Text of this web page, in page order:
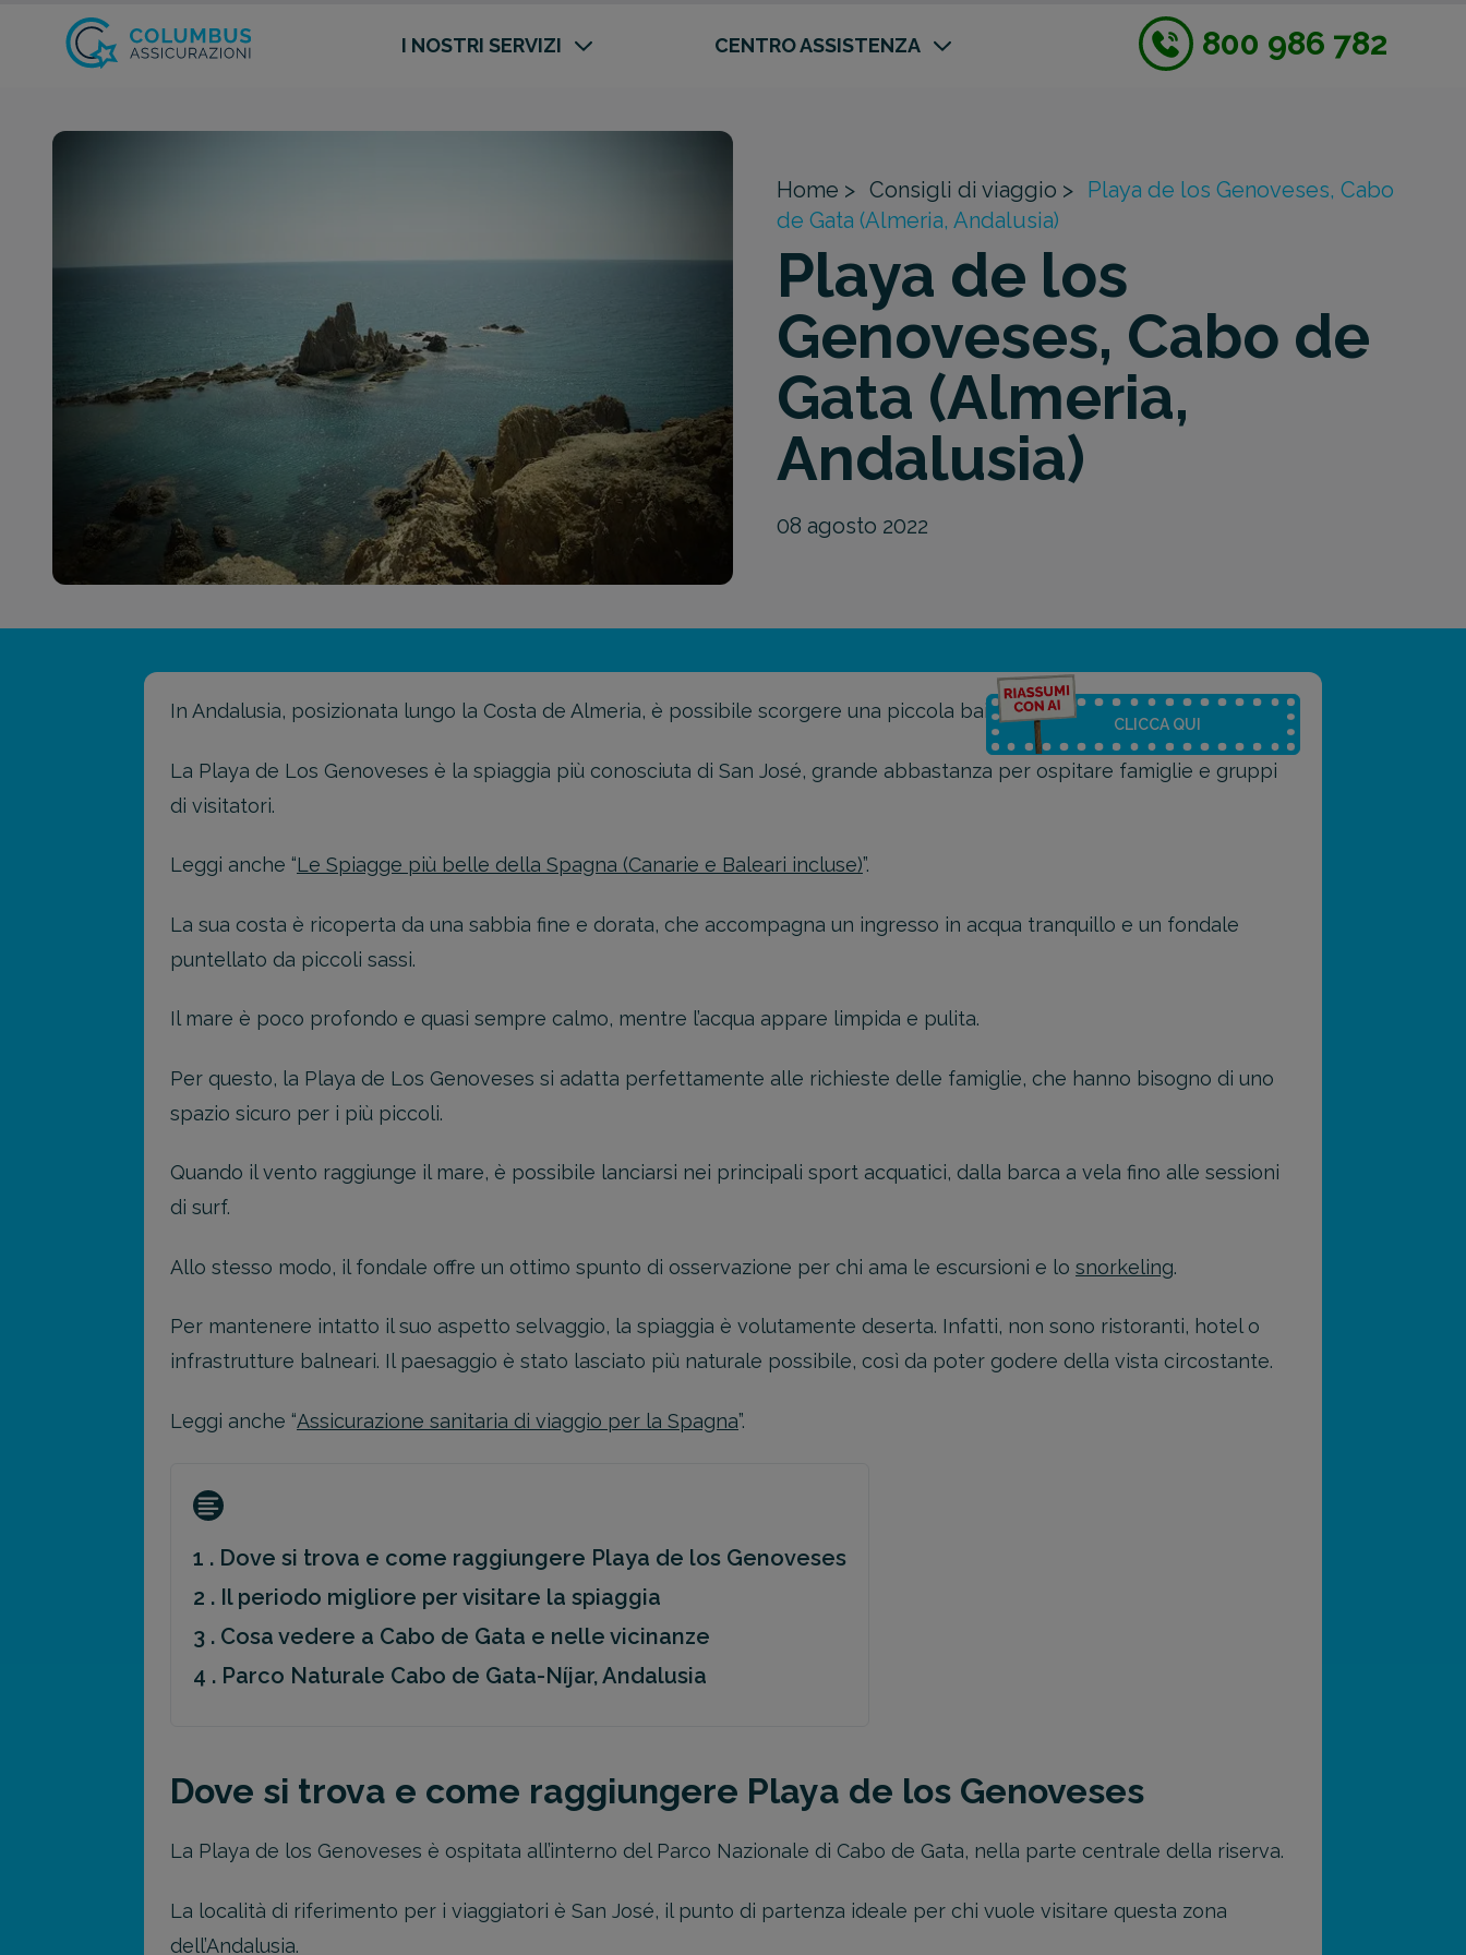
I NOSTRI SERVIZI CENTRO ASSISTENZA 800 986 782
Home > Consigli di viaggio > Playa de los Genoveses, Cabo
de Gata (Almeria, Andalusia)
Playa de los
Genoveses, Cabo de
Gata (Almeria,
Andalusia)
08 agosto 2022
CLICCA QUI
prossima destinazione di viaggio.
FAI PREVENTIVO
In Andalusia, posizionata lungo la Costa de Almeria, è possibile scorgere una piccola baia protetta dalle rocce.
La Playa de Los Genoveses è la spiaggia più conosciuta di San José, grande abbastanza per ospitare famiglie e gruppi
di visitatori.
Leggi anche “Le Spiagge più belle della Spagna (Canarie e Baleari incluse)”.
La sua costa è ricoperta da una sabbia fine e dorata, che accompagna un ingresso in acqua tranquillo e un fondale
puntellato da piccoli sassi.
Il mare è poco profondo e quasi sempre calmo, mentre l’acqua appare limpida e pulita.
Per questo, la Playa de Los Genoveses si adatta perfettamente alle richieste delle famiglie, che hanno bisogno di uno
spazio sicuro per i più piccoli.
Quando il vento raggiunge il mare, è possibile lanciarsi nei principali sport acquatici, dalla barca a vela fino alle sessioni
di surf.
Allo stesso modo, il fondale offre un ottimo spunto di osservazione per chi ama le escursioni e lo snorkeling.
Per mantenere intatto il suo aspetto selvaggio, la spiaggia è volutamente deserta. Infatti, non sono ristoranti, hotel o
infrastrutture balneari. Il paesaggio è stato lasciato più naturale possibile, così da poter godere della vista circostante.
Leggi anche “Assicurazione sanitaria di viaggio per la Spagna”.
1 . Dove si trova e come raggiungere Playa de los Genoveses
2 . Il periodo migliore per visitare la spiaggia
3 . Cosa vedere a Cabo de Gata e nelle vicinanze
4 . Parco Naturale Cabo de Gata-Níjar, Andalusia
Dove si trova e come raggiungere Playa de los Genoveses
La Playa de los Genoveses è ospitata all’interno del Parco Nazionale di Cabo de Gata, nella parte centrale della riserva.
La località di riferimento per i viaggiatori è San José, il punto di partenza ideale per chi vuole visitare questa zona
dell’Andalusia.